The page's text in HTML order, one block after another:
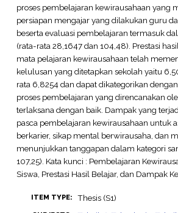
proses pembelajaran kewirausahaan yang
persiapan mengajar yang dilakukan guru
beserta evaluasi pembelajaran termasuk
(rata-rata 28,1647 dan 104,48). Prestasi
mata pelajaran kewirausahaan telah
kelulusan yang ditetapkan sekolah yaitu
rata 6,8254 dan dapat dikategorikan
proses pembelajaran yang direncanakan
terlaksana dengan baik. Dampak yang
pasca pembelajaran kewirausahaan untuk
berkarier, sikap mental berwirausaha, dan
menunjukkan tanggapan dalam kategori
107,25). Kata kunci : Pembelajaran
Siswa, Prestasi Hasil Belajar, dan Dampak
ITEM TYPE: Thesis (S1)